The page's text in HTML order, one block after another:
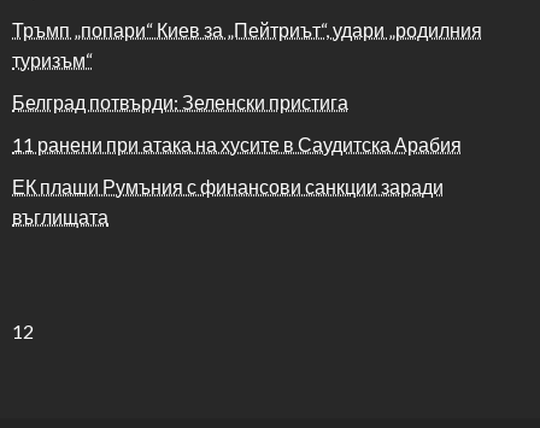
Тръмп „попари“ Киев за „Пейтриът“, удари „родилния
туризъм“
Белград потвърди: Зеленски пристига
11 ранени при атака на хусите в Саудитска Арабия
ЕК плаши Румъния с финансови санкции заради
въглищата
12